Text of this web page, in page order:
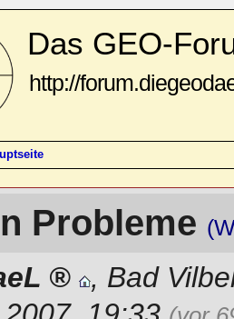
Das GEO-
http://
Probleme
, Bad